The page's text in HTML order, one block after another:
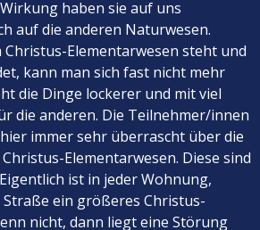
haben sie auf uns
auf die anderen Naturwesen.
Christus-Elementarwesen steht und
kann man sich fast nicht mehr
die Dinge lockerer und mit viel
die anderen. Die Teilnehmer/innen
immer sehr überrascht über die
Elementarwesen. Diese sind
ist in jeder Wohnung,
Straße ein größeres Christus-
nicht, dann liegt eine Störung